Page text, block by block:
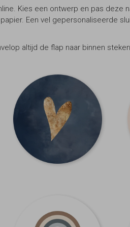
Kies een ontwerp en pas deze
Een vel gepersonaliseerde
altijd de flap naar binnen